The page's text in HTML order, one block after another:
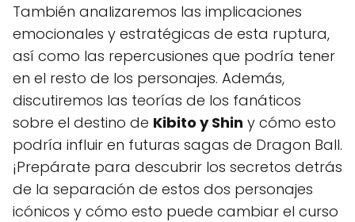
También analizaremos las implicaciones
emocionales y estratégicas de esta ruptura,
así como las repercusiones que podría tener
en el resto de los personajes. Además,
discutiremos las teorías de los fanáticos
sobre el destino de Kibito y Shin y cómo esto
podría influir en futuras sagas de Dragon Ball.
¡Prepárate para descubrir los secretos detrás
de la separación de estos dos personajes
icónicos y cómo esto puede cambiar el curso